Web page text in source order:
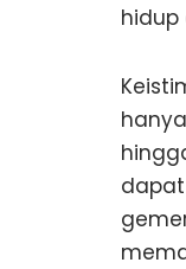
hidup